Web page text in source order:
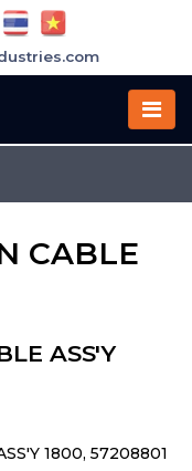
CABLE
ASS'Y
1800, 57208801